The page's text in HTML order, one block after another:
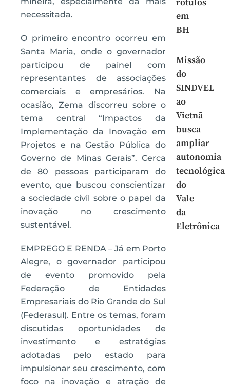
necessitada.
O primeiro encontro ocorreu em
Santa Maria, onde o governador
participou de painel com
representantes de associações
comerciais e empresários. Na
ocasião, Zema discorreu sobre o
tema central “Impactos da
Implementação da Inovação em
Projetos e na Gestão Pública do
Governo de Minas Gerais”. Cerca
de 80 pessoas participaram do
evento, que buscou conscientizar
a sociedade civil sobre o papel da
inovação no crescimento
sustentável.
EMPREGO E RENDA – Já em Porto
Alegre, o governador participou
de evento promovido pela
Federação de Entidades
Empresariais do Rio Grande do Sul
(Federasul). Entre os temas, foram
discutidas oportunidades de
investimento e estratégias
adotadas pelo estado para
impulsionar seu crescimento, com
foco na inovação e atração de
em
BH
Missão
do
SINDVEL
ao
Vietnã
busca
ampliar
autonomia
tecnológica
do
Vale
da
Eletrônica